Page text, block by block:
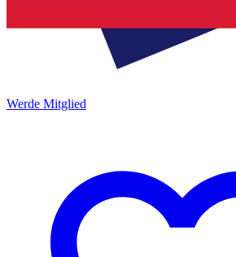
Werde Mitglied